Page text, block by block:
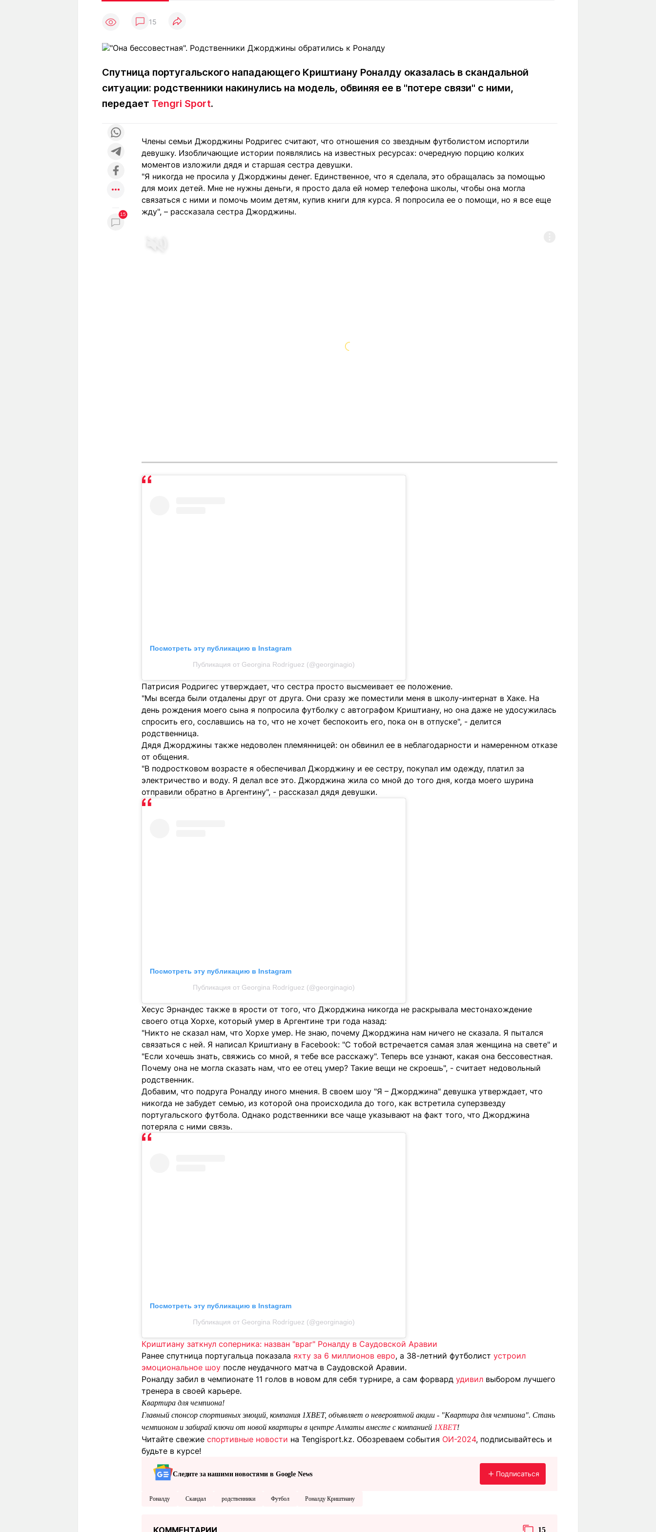
Погода
Рейтинги
Полезно
Гороскопы
чемпионов
Редакция
+7 (777) 001 44 99
Реклама
+7 (700) 3 888 188
Мы в социальных сетях
15
Спутница португальского нападающего Криштиану Роналду оказалась в скандальной
ситуации: родственники накинулись на модель, обвиняя ее в "потере связи" с ними,
передает Tengri Sport.
15
Члены семьи Джорджины Родригес считают, что отношения со звездным футболистом испортили
девушку. Изобличающие истории появлялись на известных ресурсах: очередную порцию колких
моментов изложили дядя и старшая сестра девушки.
"Я никогда не просила у Джорджины денег. Единственное, что я сделала, это обращалась за помощью
для моих детей. Мне не нужны деньги, я просто дала ей номер телефона школы, чтобы она могла
связаться с ними и помочь моим детям, купив книги для курса. Я попросила ее о помощи, но я все еще
жду", – рассказала сестра Джорджины.
Посмотреть эту публикацию в Instagram
Публикация от Georgina Rodríguez (@georginagio)
Патрисия Родригес утверждает, что сестра просто высмеивает ее положение.
"Мы всегда были отдалены друг от друга. Они сразу же поместили меня в школу-интернат в Хаке. На
день рождения моего сына я попросила футболку с автографом Криштиану, но она даже не удосужилась
спросить его, сославшись на то, что не хочет беспокоить его, пока он в отпуске", - делится
родственница.
Дядя Джорджины также недоволен племянницей: он обвинил ее в неблагодарности и намеренном отказе
от общения.
"В подростковом возрасте я обеспечивал Джорджину и ее сестру, покупал им одежду, платил за
электричество и воду. Я делал все это. Джорджина жила со мной до того дня, когда моего шурина
отправили обратно в Аргентину", - рассказал дядя девушки.
Посмотреть эту публикацию в Instagram
Публикация от Georgina Rodríguez (@georginagio)
Хесус Эрнандес также в ярости от того, что Джорджина никогда не раскрывала местонахождение
своего отца Хорхе, который умер в Аргентине три года назад:
"Никто не сказал нам, что Хорхе умер. Не знаю, почему Джорджина нам ничего не сказала. Я пытался
связаться с ней. Я написал Криштиану в Facebook: "С тобой встречается самая злая женщина на свете" и
"Если хочешь знать, свяжись со мной, я тебе все расскажу". Теперь все узнают, какая она бессовестная.
Почему она не могла сказать нам, что ее отец умер? Такие вещи не скроешь", - считает недовольный
родственник.
Добавим, что подруга Роналду иного мнения. В своем шоу "Я – Джорджина" девушка утверждает, что
никогда не забудет семью, из которой она происходила до того, как встретила суперзвезду
португальского футбола. Однако родственники все чаще указывают на факт того, что Джорджина
потеряла с ними связь.
Посмотреть эту публикацию в Instagram
Публикация от Georgina Rodríguez (@georginagio)
Криштиану заткнул соперника: назван "враг" Роналду в Саудовской Аравии
Ранее спутница португальца показала яхту за 6 миллионов евро, а 38-летний футболист устроил
эмоциональное шоу после неудачного матча в Саудовской Аравии.
Роналду забил в чемпионате 11 голов в новом для себя турнире, а сам форвард удивил выбором лучшего
тренера в своей карьере.
Квартира для чемпиона!
Главный спонсор спортивных эмоций, компания 1XBET, объявляет о невероятной акции - "Квартира для чемпиона". Стань
чемпионом и забирай ключи от новой квартиры в центре Алматы вместе с компанией 1XBET!
Читайте свежие спортивные новости на Tengisport.kz. Обозреваем события ОИ-2024, подписывайтесь и
будьте в курсе!
Следите за нашими новостями в Google News Подписаться
Роналду Скандал родственники Футбол Роналду Криштиану
15